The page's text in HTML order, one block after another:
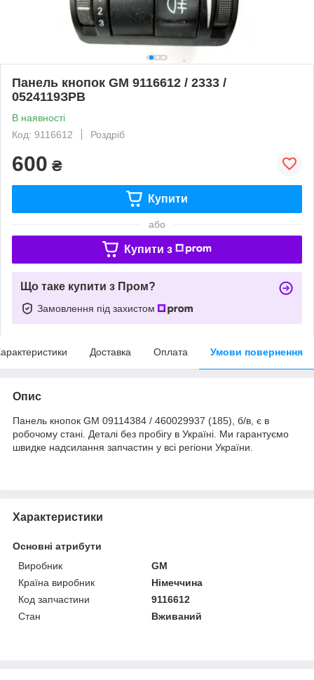
Панель кнопок GM 9116612 / 2333 /
0524119ЗPB
В наявності
Код: 9116612
Роздріб
600 ₴
Купити
або
Купити з
Що таке купити з Пром?
Замовлення під захистом
Доставка Оплата Умови повернення
Опис
Панель кнопок GM 09114384 / 460029937 (185), б/в, є в
робочому стані. Деталі без пробігу в Україні. Ми гарантуємо
швидке надсилання запчастин у всі регіони України.
Характеристики
Основні атрибути
Виробник
GM
Країна виробник
Німеччина
Код запчастини
9116612
Стан
Вживаний